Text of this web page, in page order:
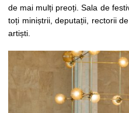
de mai mulți preoți. Sala de
toți miniștrii, deputații, rectorii
artiști.